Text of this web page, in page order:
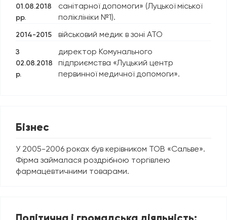
01.08.2018
рр.
санітарної допомоги» (Луцької міської
поліклініки №1).
2014-2015 військовий медик в зоні АТО
З
02.08.2018
р.
директор Комунального
підприємства «Луцький центр
первинної медичної допомоги».
Бізнес
У 2005-2006 роках був керівником ТОВ «Сальве».
Фірма займалася роздрібною торгівлею
фармацевтичними товарами.